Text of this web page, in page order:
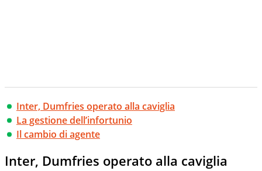
Inter, Dumfries operato alla caviglia
La gestione dell’infortunio
Il cambio di agente
Inter, Dumfries operato alla caviglia